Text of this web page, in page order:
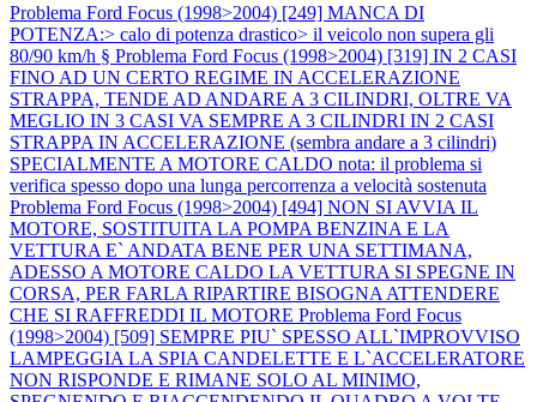
Problema Ford Focus (1998>2004) [249] MANCA DI
POTENZA:> calo di potenza drastico> il veicolo non supera gli
80/90 km/h § Problema Ford Focus (1998>2004) [319] IN 2 CASI
FINO AD UN CERTO REGIME IN ACCELERAZIONE
STRAPPA, TENDE AD ANDARE A 3 CILINDRI, OLTRE VA
MEGLIO IN 3 CASI VA SEMPRE A 3 CILINDRI IN 2 CASI
STRAPPA IN ACCELERAZIONE (sembra andare a 3 cilindri)
SPECIALMENTE A MOTORE CALDO nota: il problema si
verifica spesso dopo una lunga percorrenza a velocità sostenuta
Problema Ford Focus (1998>2004) [494] NON SI AVVIA IL
MOTORE, SOSTITUITA LA POMPA BENZINA E LA
VETTURA E` ANDATA BENE PER UNA SETTIMANA,
ADESSO A MOTORE CALDO LA VETTURA SI SPEGNE IN
CORSA, PER FARLA RIPARTIRE BISOGNA ATTENDERE
CHE SI RAFFREDDI IL MOTORE Problema Ford Focus
(1998>2004) [509] SEMPRE PIU` SPESSO ALL`IMPROVVISO
LAMPEGGIA LA SPIA CANDELETTE E L`ACCELERATORE
NON RISPONDE E RIMANE SOLO AL MINIMO,